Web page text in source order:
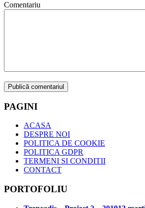
Comentariu
PAGINI
ACASA
DESPRE NOI
POLITICA DE COOKIE
POLITICA GDPR
TERMENI SI CONDITII
CONTACT
PORTOFOLIU